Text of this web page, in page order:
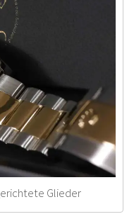
Glieder